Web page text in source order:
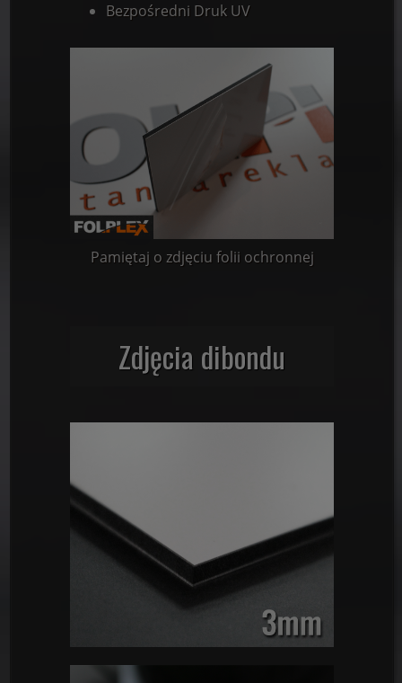
Bezpośredni Druk UV
Pamiętaj o zdjęciu folii ochronnej
Zdjęcia dibondu